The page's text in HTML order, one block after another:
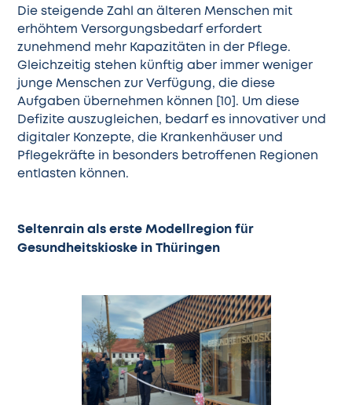
Die steigende Zahl an älteren Menschen mit
erhöhtem Versorgungsbedarf erfordert
zunehmend mehr Kapazitäten in der Pflege.
Gleichzeitig stehen künftig aber immer weniger
junge Menschen zur Verfügung, die diese
Aufgaben übernehmen können [10]. Um diese
Defizite auszugleichen, bedarf es
innovativer und
digitaler Konzepte, die Krankenhäuser und
Pflegekräfte in besonders betroffenen Regionen
entlasten können.
Seltenrain als erste Modellregion für
Gesundheitskioske in Thüringen